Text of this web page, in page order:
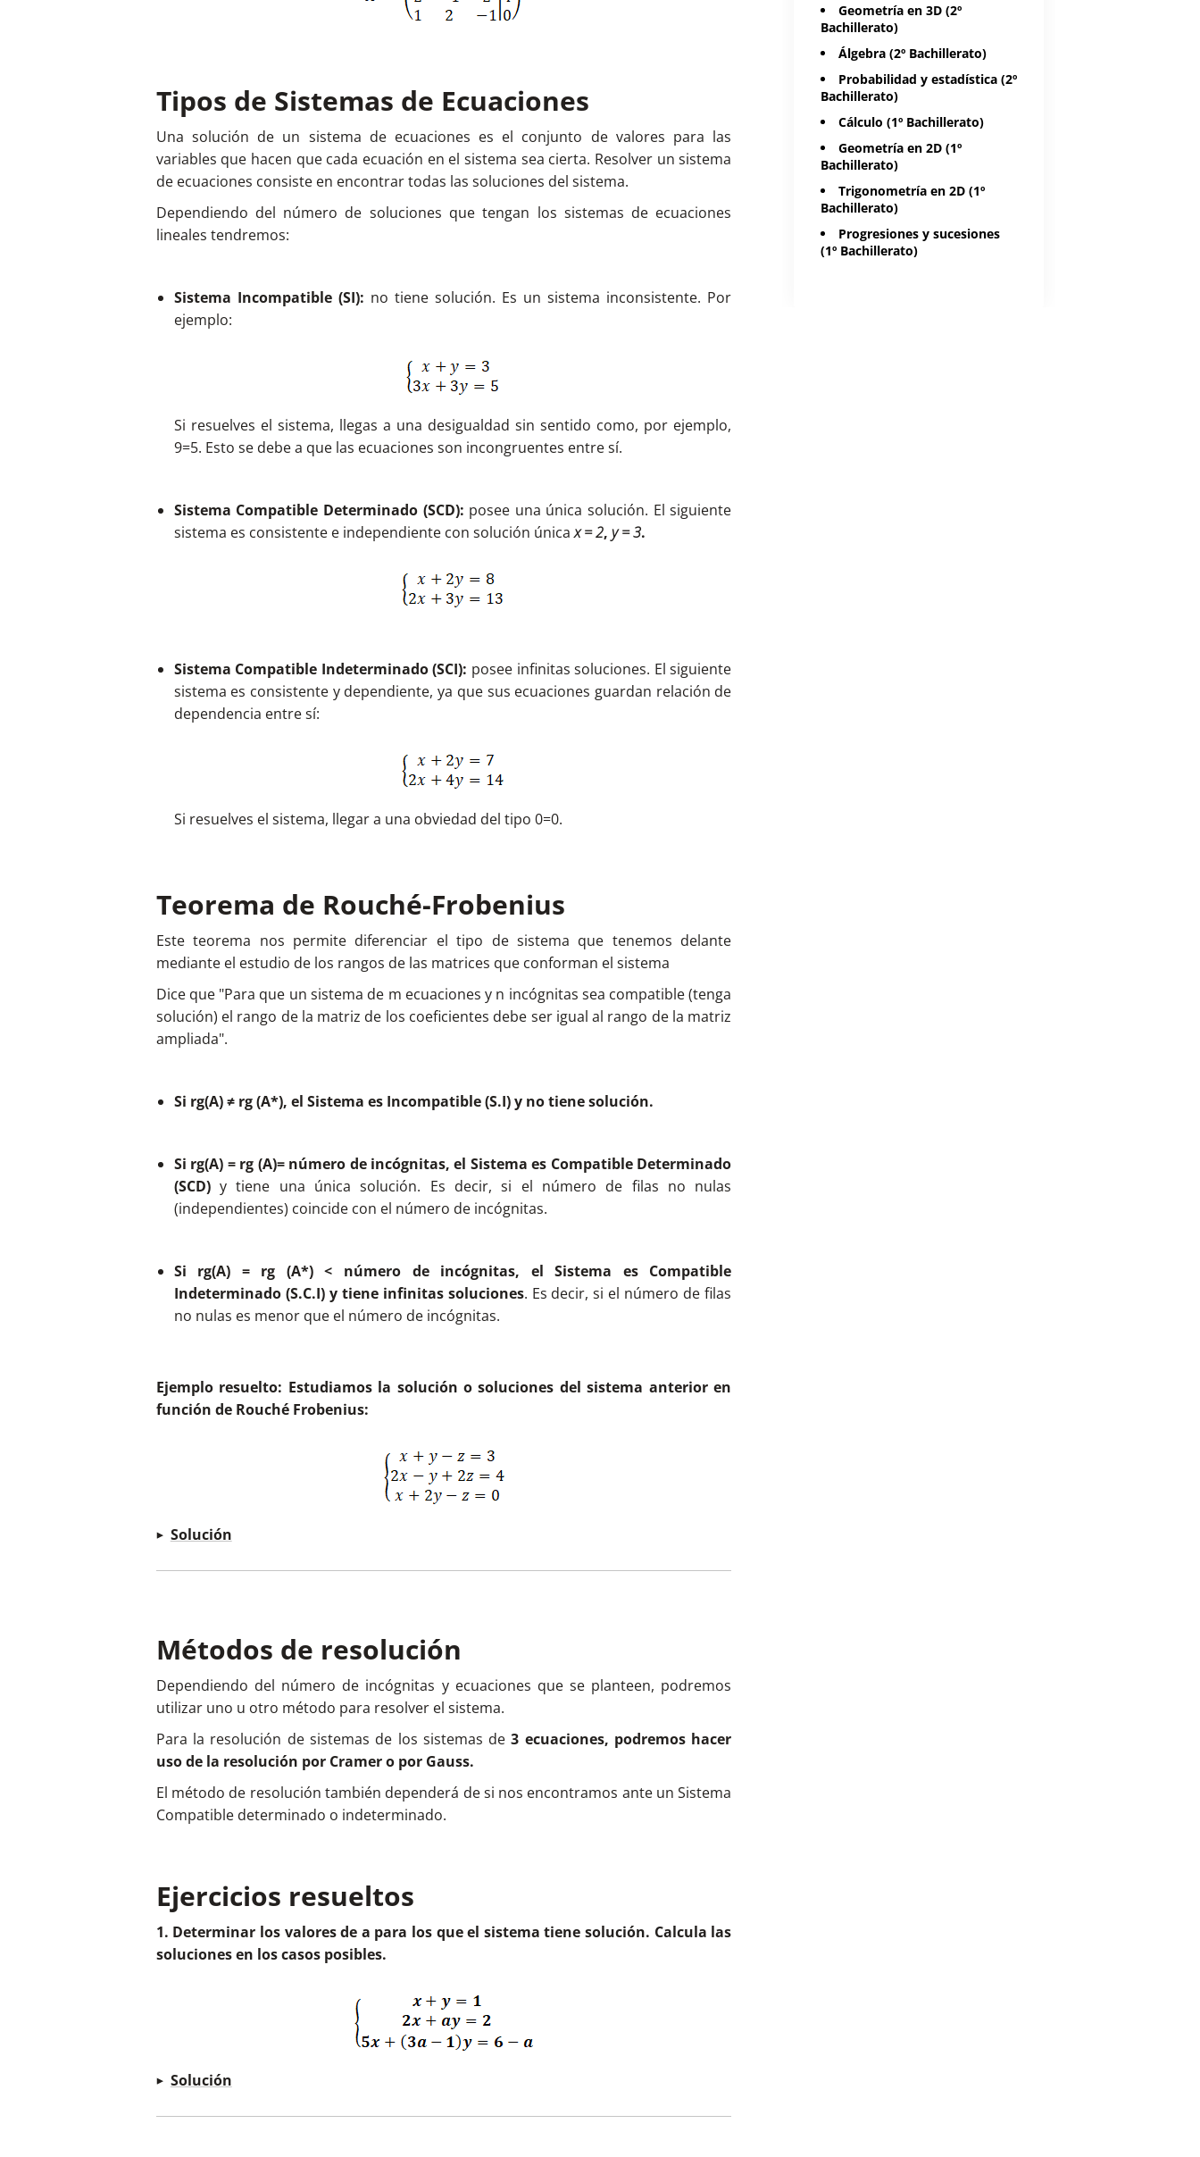
Geometría en 3D (2º
Bachillerato)
Álgebra (2º Bachillerato)
Probabilidad y estadística (2º
Bachillerato)
Cálculo (1º Bachillerato)
Geometría en 2D (1º
Bachillerato)
Trigonometría en 2D (1º
Bachillerato)
Progresiones y sucesiones
(1º Bachillerato)
Tipos de Sistemas de Ecuaciones
Una solución de un sistema de ecuaciones es el conjunto de valores para las
variables que hacen que cada ecuación en el sistema sea cierta. Resolver un sistema
de ecuaciones consiste en encontrar todas las soluciones del sistema.
Dependiendo del número de soluciones que tengan los sistemas de ecuaciones
lineales tendremos:
Sistema Incompatible (SI): no tiene solución. Es un sistema inconsistente. Por
ejemplo:
Si resuelves el sistema, llegas a una desigualdad sin sentido como, por ejemplo,
9=5. Esto se debe a que las ecuaciones son incongruentes entre sí.
Sistema Compatible Determinado (SCD): posee una única solución. El siguiente
sistema es consistente e independiente con solución únicax = 2, y = 3.
Sistema Compatible Indeterminado (SCI): posee infinitas soluciones. El siguiente
sistema es consistente y dependiente, ya que sus ecuaciones guardan relación de
dependencia entre sí:
Si resuelves el sistema, llegar a una obviedad del tipo 0=0.
Teorema de Rouché-Frobenius
Este teorema nos permite diferenciar el tipo de sistema que tenemos delante
mediante el estudio de los rangos de las matrices que conforman el sistema
Dice que "Para que un sistema de m ecuaciones y n incógnitas sea compatible (tenga
solución) el rango de la matriz de los coeficientes debe ser igual al rango de la matriz
ampliada".
Si rg(A) ≠ rg (A*), el Sistema es Incompatible (S.I) y no tiene solución.
Si rg(A) = rg (A)= número de incógnitas, el Sistema es Compatible Determinado
(SCD)y tiene una única solución. Es decir, si el número de filas no nulas
(independientes) coincide con el número de incógnitas.
Si rg(A) = rg (A*) < número de incógnitas, el Sistema es Compatible
Indeterminado (S.C.I) y tiene infinitas soluciones. Es decir, si el número de filas
no nulas es menor que el número de incógnitas.
Ejemplo resuelto: Estudiamos la solución o soluciones del sistema anterior en
función de Rouché Frobenius:
Solución
Matriz de coeficientes (A) y matriz de términos independientes (B):
Juntas forman la matriz ampliada (A*):
Calculamos el rango de la matriz de coeficientes:
Dado que el determinante de la matriz de coeficientes no es nulo, podemos
confirmar que su rango es 3.
Como la matriz A se encuentra dentro de la matriz ampliada
siempre que:
Métodos de resolución
Dependiendo del número de incógnitas y ecuaciones que se planteen, podremos
utilizar uno u otro método para resolver el sistema.
Para la resolución de sistemas de los sistemas de3 ecuaciones, podremos hacer
uso de la resolución por Cramer o por Gauss.
El método de resolución también dependerá de si nos encontramos ante un Sistema
Compatible determinado o indeterminado.
Ejercicios resueltos
1. Determinar los valores de a para los que el sistema tiene solución. Calcula las
soluciones en los casos posibles.
Solución
Debemos estudiar los valores de a para los que el sistema tiene solución, lo